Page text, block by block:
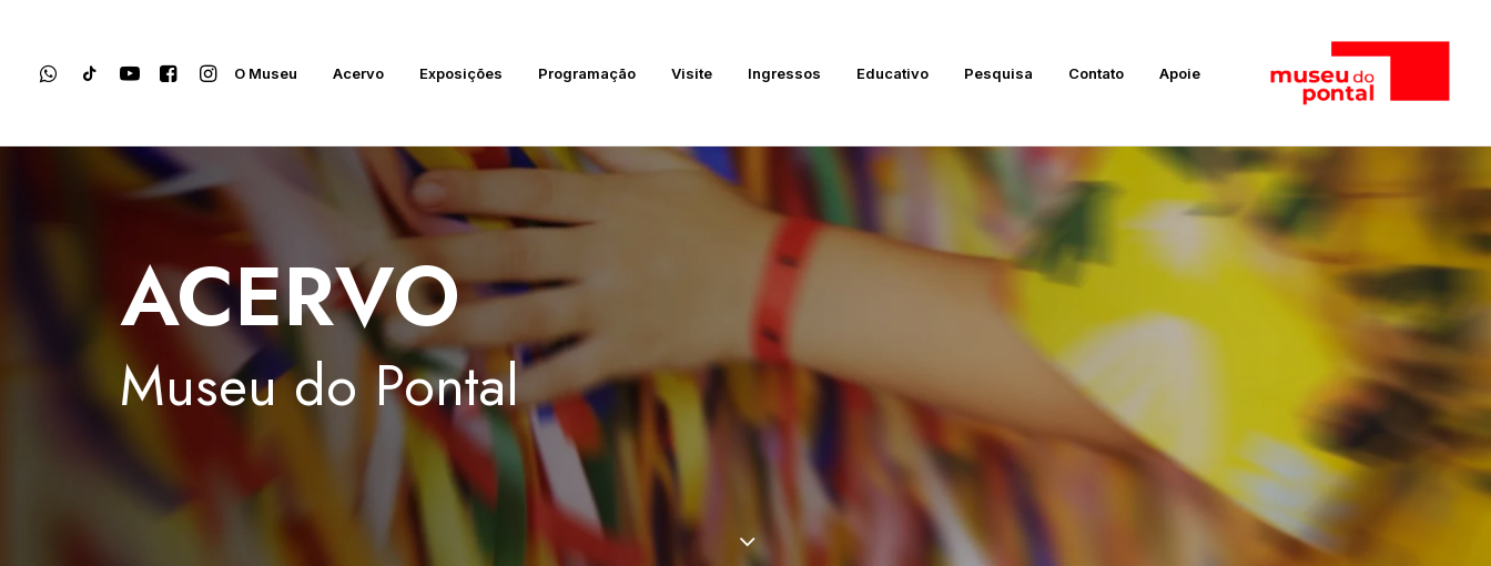
O Museu Acervo Exposições Programação Visite Ingressos Educativo Pesquisa Contato Apoie
ACERVO
Museu do Pontal